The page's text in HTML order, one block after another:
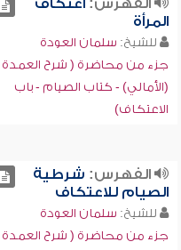
الفهرس: اعتكاف
المرأة
للشيخ: سلمان العودة
جزء من محاضرة ( شرح العمدة
(الأمالي) - كتاب الصيام - باب
الاعتكاف)
الفهرس: شرطية
الصيام للاعتكاف
للشيخ: سلمان العودة
جزء من محاضرة ( شرح العمدة